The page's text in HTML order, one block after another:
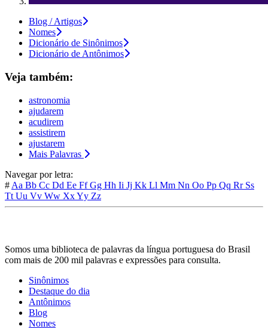
Blog / Artigos
Nomes
Dicionário de Sinônimos
Dicionário de Antônimos
Veja também:
astronomia
ajudarem
acudirem
assistirem
ajustarem
Mais Palavras
Navegar por letra:
# Aa Bb Cc Dd Ee FfGg Hh Ii Jj Kk Ll Mm Nn Oo Pp Qq Rr Ss
Tt Uu Vv Ww XxYy Zz
Somos uma biblioteca de palavras da língua portuguesa do Brasil
com mais de 200 mil palavras e expressões para consulta.
Sinônimos
Destaque do dia
Antônimos
Blog
Nomes